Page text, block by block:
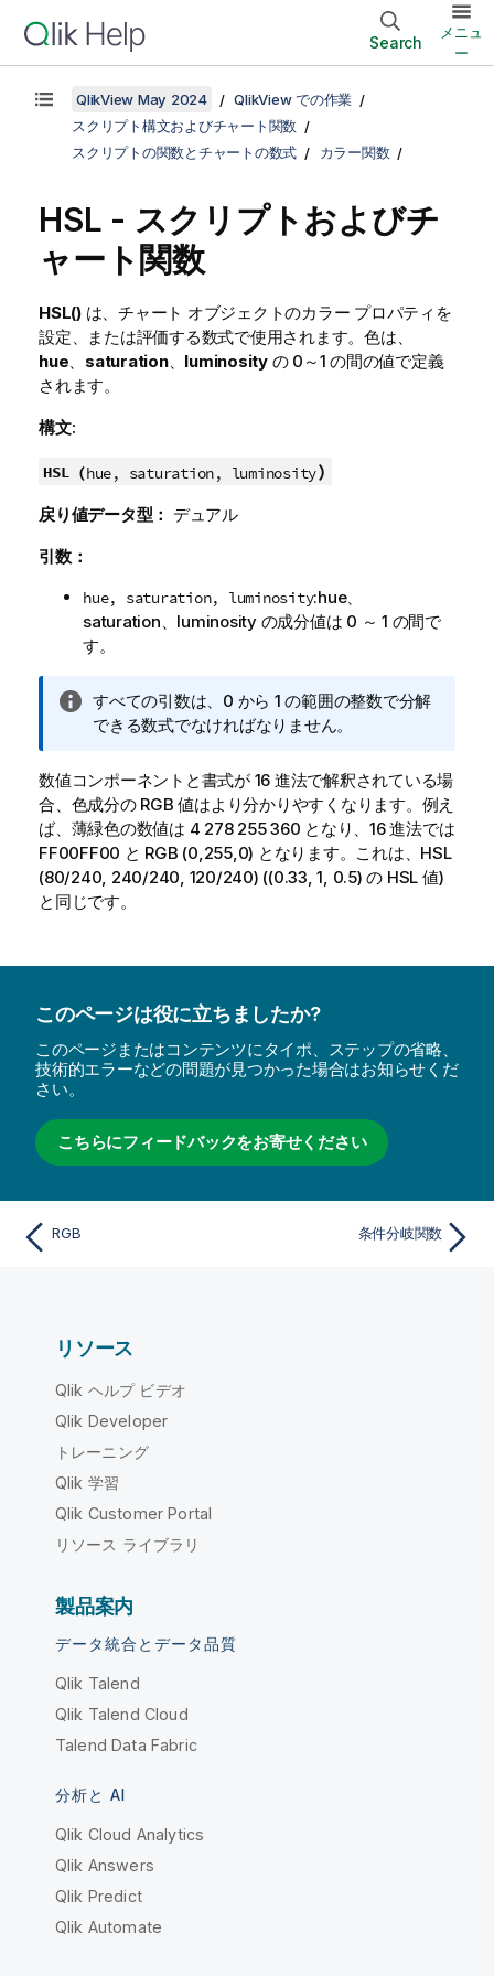
Search
メニュ
ー
QlikView May 2024
QlikView での作業
スクリプト構文およびチャート関数
スクリプトの関数とチャートの数式
カラー関数
HSL - スクリプトおよびチ
ャート関数
HSL()は、チャート オブジェクトのカラー プロパティを
設定、または評価する数式で使用されます。色は、
hue、 saturation、 luminosityの 0～1 の間の値で定義
されます。
構文:
HSL (hue, saturation, luminosity)
戻り値データ型： デュアル
引数：
hue, saturation, luminosity:hue、
saturation、 luminosityの成分値は 0 ～ 1 の間で
す。
情
報
モ
すべての引数は、0 から 1 の範囲の整数で分解
できる数式でなければなりません。
数値コンポーネントと書式が 16 進法で解釈されている場
合、色成分の RGB 値はより分かりやすくなります。例え
ば、薄緑色の数値は 4 278 255 360 となり、16 進法では
FF00FF00 と RGB (0,255,0) となります。これは、 HSL
(80/240, 240/240, 120/240) ((0.33, 1, 0.5) の HSL 値)
と同じです。
このページは役に立ちましたか?
このページまたはコンテンツにタイポ、ステップの省略、
技術的エラーなどの問題が見つかった場合はお知らせくだ
さい。
こちらにフィードバックをお寄せください
RGB 条件分岐関数
リソース
Qlik ヘルプ ビデオ
Qlik Developer
トレーニング
Qlik 学習
Qlik Customer Portal
リソース ライブラリ
製品案内
データ統合とデータ品質
Qlik Talend
Qlik Talend Cloud
Talend Data Fabric
分析と AI
Qlik Cloud Analytics
Qlik Answers
Qlik Predict
Qlik Automate